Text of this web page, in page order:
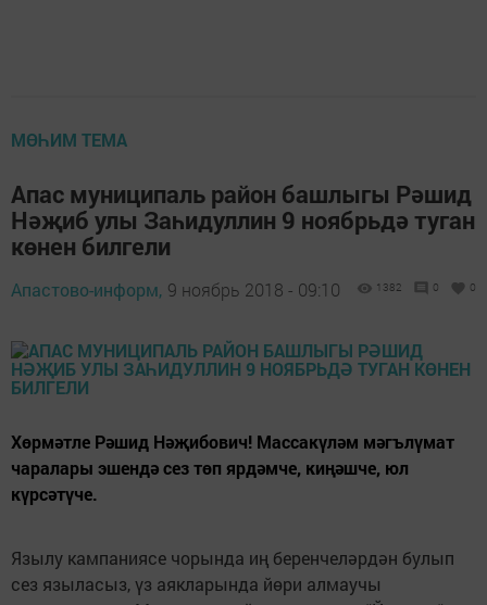
МӨҺИМ ТЕМА
Апас муниципаль район башлыгы Рәшид
Нәҗиб улы Заһидуллин 9 ноябрьдә туган
көнен билгели
Апастово-информ, 9 ноябрь 2018 - 09:10 1382 0 0
Хөрмәтле Рәшид Нәҗибович! Массакүләм мәгълүмат
чаралары эшендә сез төп ярдәмче, киңәшче, юл
күрсәтүче.
Язылу кампаниясе чорында иң беренчеләрдән булып
сез языласыз, үз аякларында йөри алмаучы